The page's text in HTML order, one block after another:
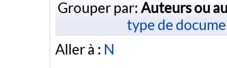
Grouper par: Auteurs ou
type de
Aller à : N